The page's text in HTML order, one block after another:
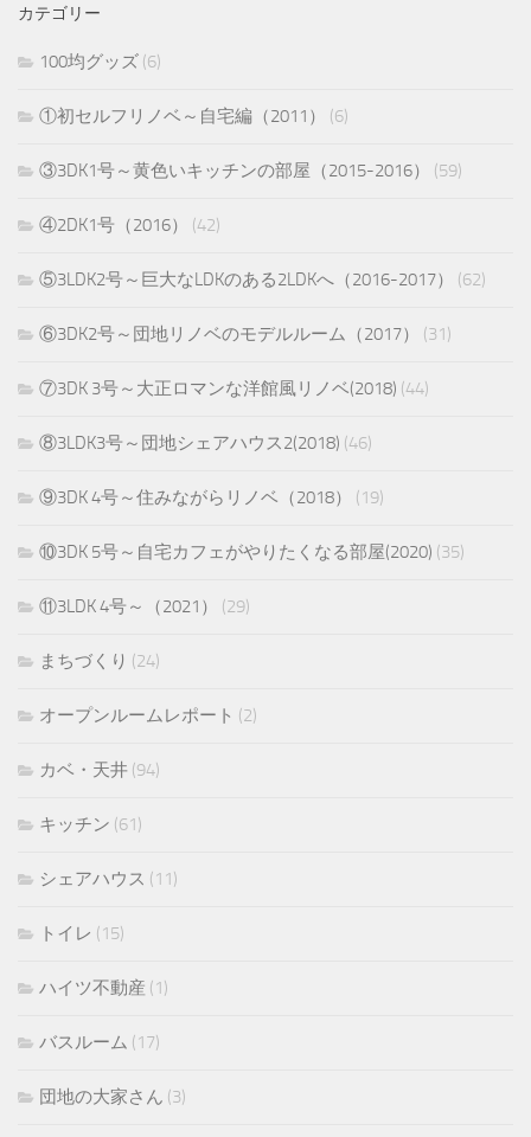
カテゴリー
100均グッズ (6)
①初セルフリノベ～自宅編（2011） (6)
③3DK1号～黄色いキッチンの部屋（2015-2016） (59)
④2DK1号（2016） (42)
⑤3LDK2号～巨大なLDKのある2LDKへ（2016-2017） (62)
⑥3DK2号～団地リノベのモデルルーム（2017） (31)
⑦3DK 3号～大正ロマンな洋館風リノベ(2018) (44)
⑧3LDK3号～団地シェアハウス2(2018) (46)
⑨3DK 4号～住みながらリノベ（2018） (19)
⑩3DK 5号～自宅カフェがやりたくなる部屋(2020) (35)
⑪3LDK 4号～（2021） (29)
まちづくり (24)
オープンルームレポート (2)
カベ・天井 (94)
キッチン (61)
シェアハウス (11)
トイレ (15)
ハイツ不動産 (1)
バスルーム (17)
団地の大家さん (3)